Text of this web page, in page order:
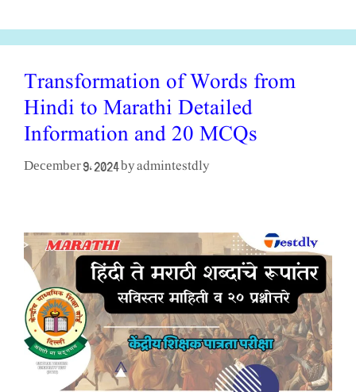
Transformation of Words from
Hindi to Marathi Detailed
Information and 20 MCQs
December 9, 2024 byadmintestdly